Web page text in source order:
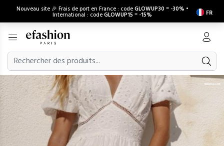
Nouveau site 🎉 Frais de port en France : codeGLOWUP30 = -30% •
International : codeGLOWUP15 = -15% FR